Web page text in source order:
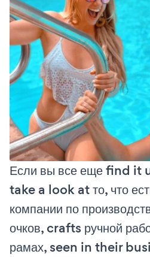
Если вы все еще find it
take a look at то, что
компании по
очков, crafts ручной
рамах, seen in their